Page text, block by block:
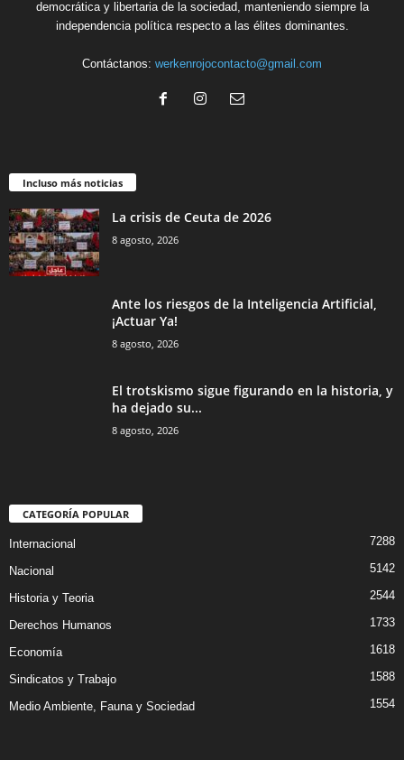
democrática y libertaria de la sociedad, manteniendo siempre la
independencia política respecto a las élites dominantes.
Contáctanos: werkenrojocontacto@gmail.com
Incluso más noticias
La crisis de Ceuta de 2026
8 agosto, 2026
Ante los riesgos de la Inteligencia Artificial,
¡Actuar Ya!
8 agosto, 2026
El trotskismo sigue figurando en la historia, y
ha dejado su...
8 agosto, 2026
CATEGORÍA POPULAR
Internacional 7288
Nacional 5142
Historia y Teoria 2544
Derechos Humanos 1733
Economía 1618
Sindicatos y Trabajo 1588
Medio Ambiente, Fauna y Sociedad 1554